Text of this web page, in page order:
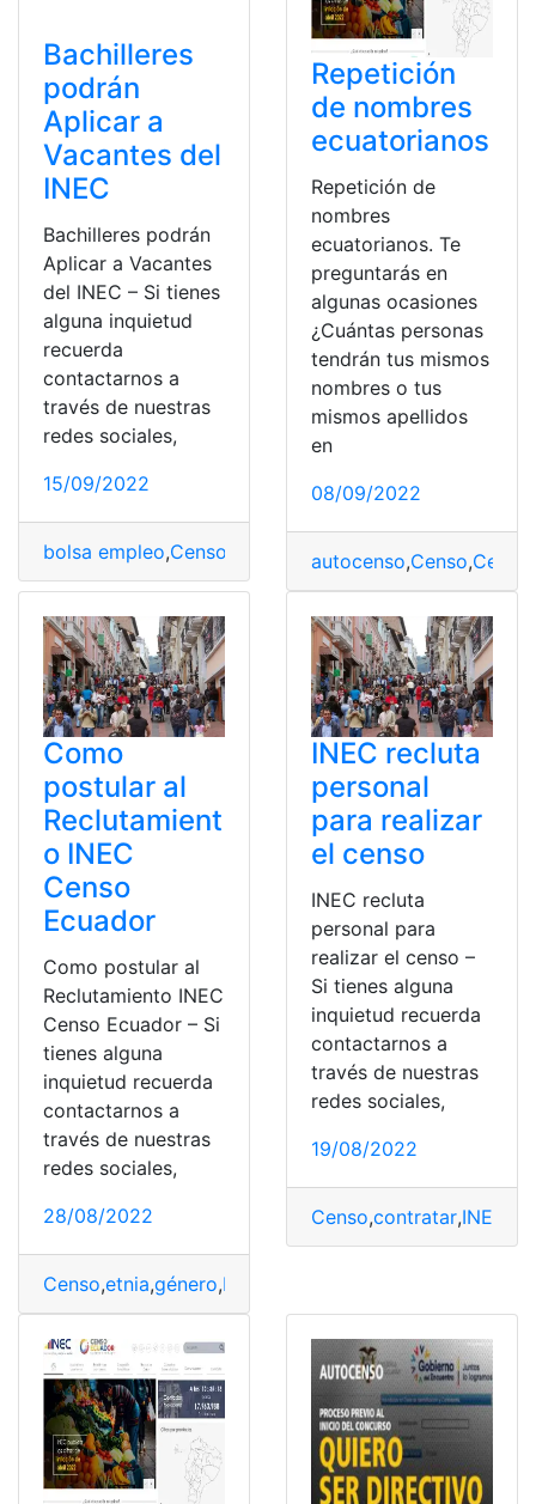
Bachilleres
podrán
Aplicar a
Vacantes del
INEC
Bachilleres podrán
Aplicar a Vacantes
del INEC – Si tienes
alguna inquietud
recuerda
contactarnos a
través de nuestras
redes sociales,
15/09/2022
bolsa empleo,Censo INEC Ingreso, Solicitud
Repetición
de nombres
ecuatorianos
Repetición de
nombres
ecuatorianos. Te
preguntarás en
algunas ocasiones
¿Cuántas personas
tendrán tus mismos
nombres o tus
mismos apellidos
en
08/09/2022
autocenso,Censo,
Como
postular al
Reclutamient
o INEC
Censo
Ecuador
Como postular al
Reclutamiento INEC
Censo Ecuador – Si
tienes alguna
inquietud recuerda
contactarnos a
través de nuestras
redes sociales,
28/08/2022
Censo,etnia,género,INEC
INEC recluta
personal
para realizar
el censo
INEC recluta
personal para
realizar el censo –
Si tienes alguna
inquietud recuerda
contactarnos a
través de nuestras
redes sociales,
19/08/2022
Censo,contratar,INEC